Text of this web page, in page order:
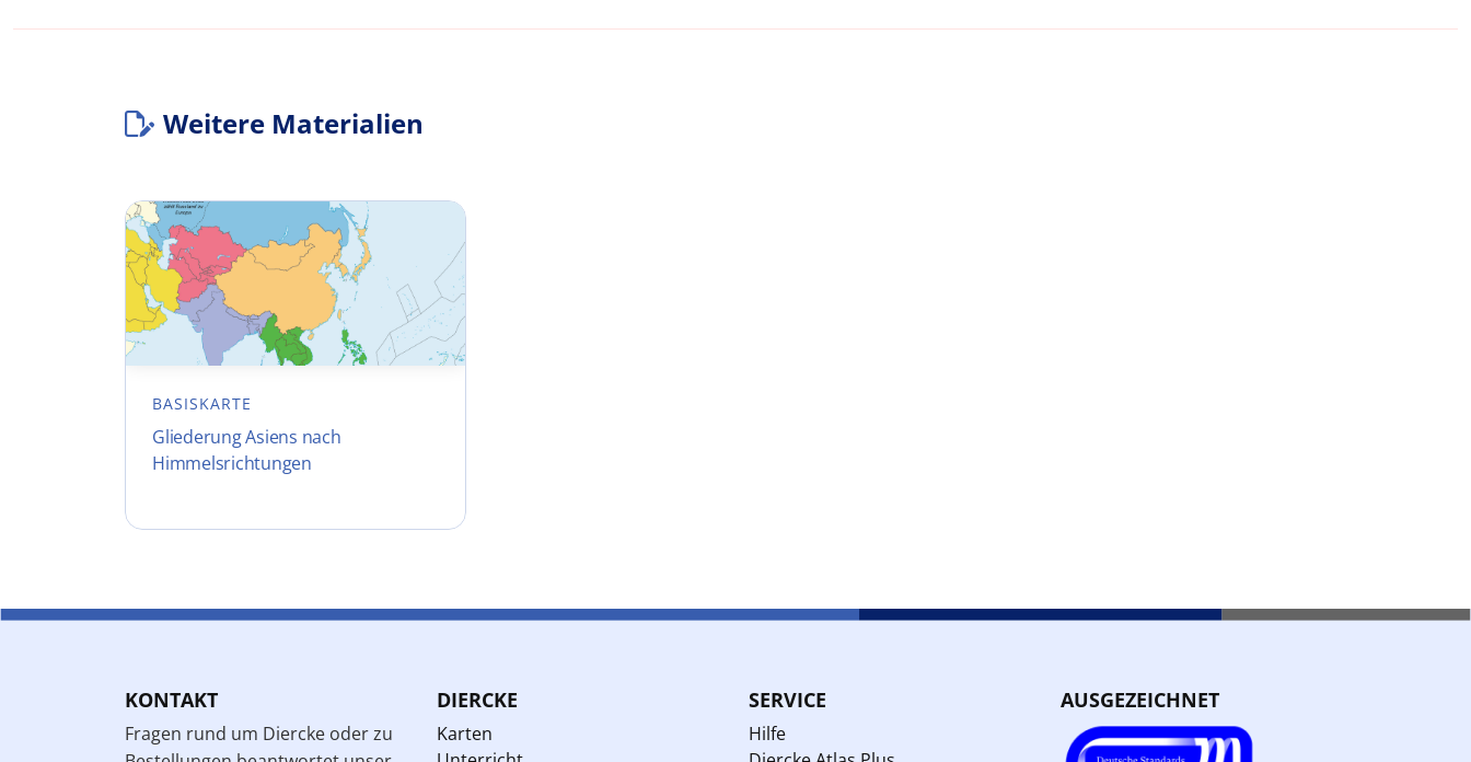
Weitere Materialien
BASISKARTE
Gliederung Asiens nach
Himmelsrichtungen
KONTAKT
Fragen rund um Diercke oder zu
DIERCKE
Karten
SERVICE
Hilfe
AUSGEZEICHNET